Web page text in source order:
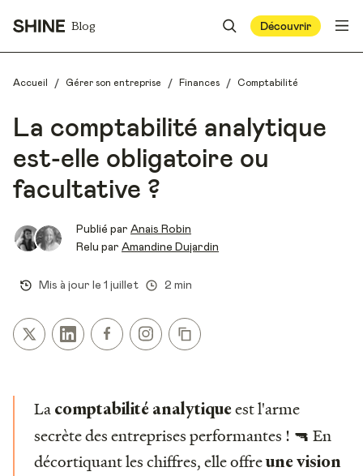
Blog Découvrir
Accueil / Gérer son entreprise / Finances / Comptabilité
La comptabilité analytique
est-elle obligatoire ou
facultative ?
Publié par Anais Robin
Relu par Amandine Dujardin
Mis à jour le 1 juillet 2 min
La comptabilité analytiqueest l'arme
secrète des entreprises performantes ! 🔫 En
décortiquant les chiffres, elle offreune vision